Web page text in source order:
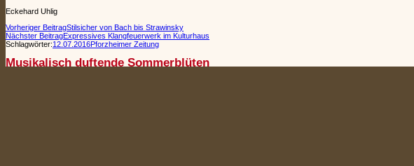
Eckehard Uhlig
Vorheriger BeitragStilsicher von Bach bis Strawinsky
Nächster BeitragExpressives Klangfeuerwerk im Kulturhaus
Schlagwörter:12.07.2016Pforzheimer Zeitung
Musikalisch duftende Sommerblüten